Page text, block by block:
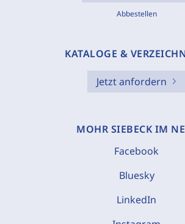
Abbestellen
KATALOGE &
Jetzt anfordern
MOHR SIEBECK IM
Facebook
Bluesky
LinkedIn